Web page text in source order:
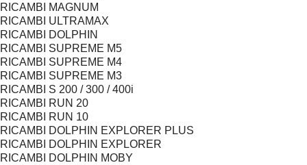
RICAMBI MAGNUM
RICAMBI ULTRAMAX
RICAMBI DOLPHIN
RICAMBI SUPREME M5
RICAMBI SUPREME M4
RICAMBI SUPREME M3
RICAMBI S 200 / 300 / 400i
RICAMBI RUN 20
RICAMBI RUN 10
RICAMBI DOLPHIN EXPLORER PLUS
RICAMBI DOLPHIN EXPLORER
RICAMBI DOLPHIN MOBY